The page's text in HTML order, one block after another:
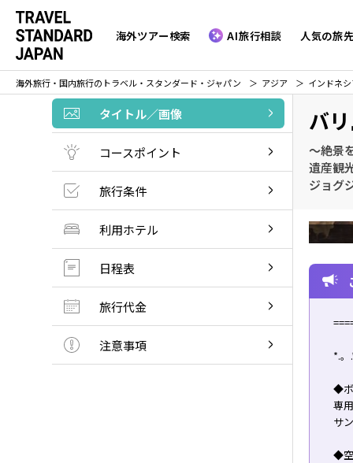
海外ツアー検索 AI旅行相談 人気の旅
海外旅行・国内旅行のトラベル・スタンダード・ジャパン アジア インドネ
タイトル／画像
コースポイント
旅行条件
利用ホテル
日程表
旅行代金
注意事項
バ
～絶景
遺産観
ジョグ
*.。
◆ボ
専
サ
◆空